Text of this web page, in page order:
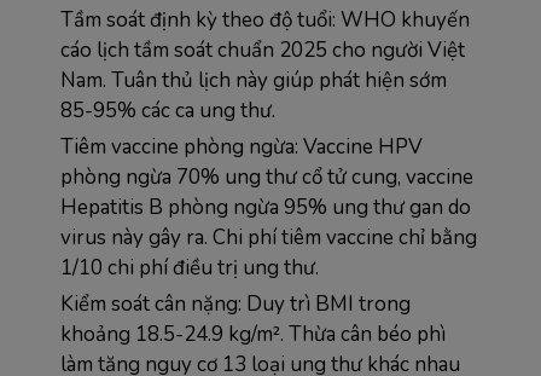
Tầm soát định kỳ theo độ tuổi: WHO khuyến
cáo lịch tầm soát chuẩn 2025 cho người Việt
Nam. Tuân thủ lịch này giúp phát hiện sớm
85-95% các ca ung thư.
Tiêm vaccine phòng ngừa: Vaccine HPV
phòng ngừa 70% ung thư cổ tử cung, vaccine
Hepatitis B phòng ngừa 95% ung thư gan do
virus này gây ra. Chi phí tiêm vaccine chỉ bằng
1/10 chi phí điều trị ung thư.
Kiểm soát cân nặng: Duy trì BMI trong
khoảng 18.5-24.9 kg/m². Thừa cân béo phì
làm tăng nguy cơ 13 loại ung thư khác nhau